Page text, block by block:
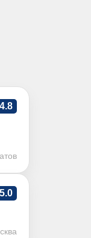
4.8
5.0